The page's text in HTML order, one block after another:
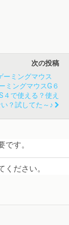
次の投稿
ーミングマウス
ミングマウスG６
４で使える？使え
？試してた～♪
です。
ください。